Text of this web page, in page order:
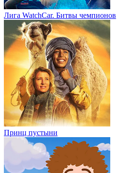
Лига WatchCar. Битвы чемпионов
Принц пустыни